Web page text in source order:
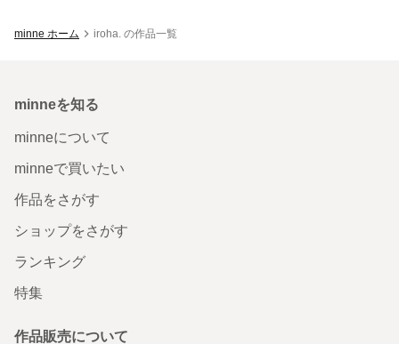
minne ホーム iroha. の作品一覧
minneを知る
minneについて
minneで買いたい
作品をさがす
ショップをさがす
ランキング
特集
作品販売について